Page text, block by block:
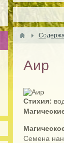
Аир
Стихия:
Семена